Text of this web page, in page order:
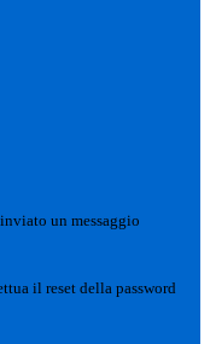
un messaggio
il reset della password